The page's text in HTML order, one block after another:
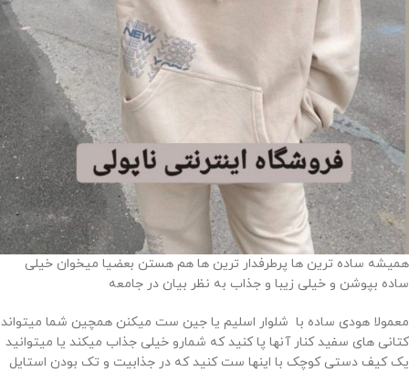
همیشه ساده ترین ها پرطرفدار ترین ها هم هستن بعضیا میخوان خیلی
ساده بپوشن و خیلی زیبا و جذاب به نظر بیان در جامعه
معمولا هودی ساده با شلوار اسلیم یا جین ست میکنن همچین شما میتواند
کتانی های سفید کنار آنها پا کنید که شمارو خیلی جذاب میکند یا میتوانید
یک کیف دستی کوچک با اینها ست کنید که در جذابیت و تک بودن استایل